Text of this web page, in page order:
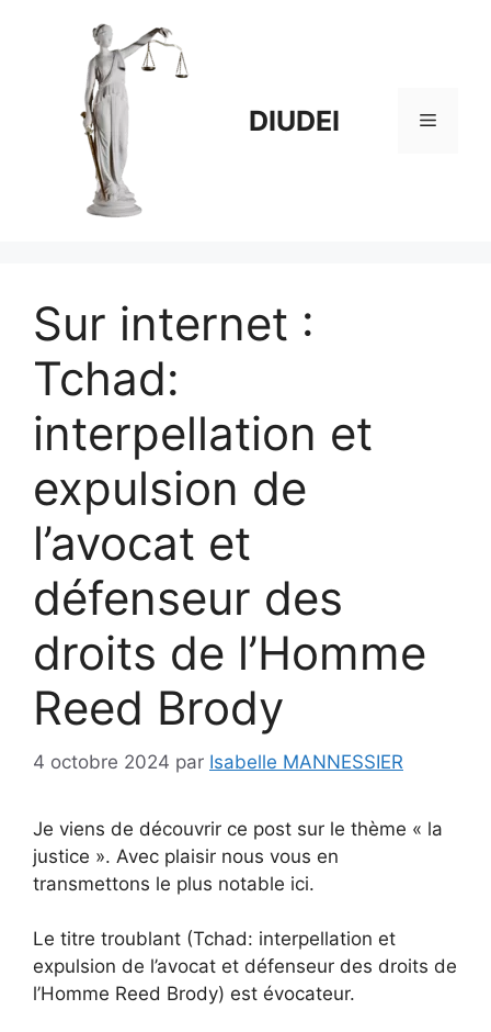
DIUDEI Menu
Sur internet :
Tchad:
interpellation et
expulsion de
l’avocat et
défenseur des
droits de l’Homme
Reed Brody
4 octobre 2024 par Isabelle MANNESSIER
Je viens de découvrir ce post sur le thème « la
justice ». Avec plaisir nous vous en
transmettons le plus notable ici.
Le titre troublant (Tchad: interpellation et
expulsion de l’avocat et défenseur des droits de
l’Homme Reed Brody) est évocateur.